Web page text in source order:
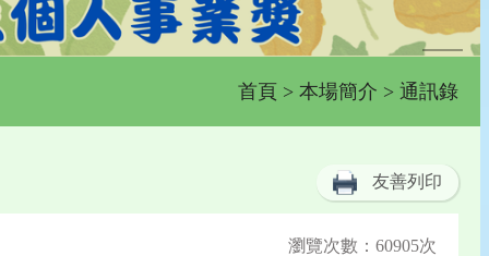
首頁 > 本場簡介 > 通訊錄
友善列印
瀏覽次數：60905次